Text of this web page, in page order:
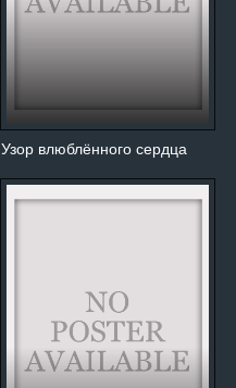
Узор влюблённого сердца